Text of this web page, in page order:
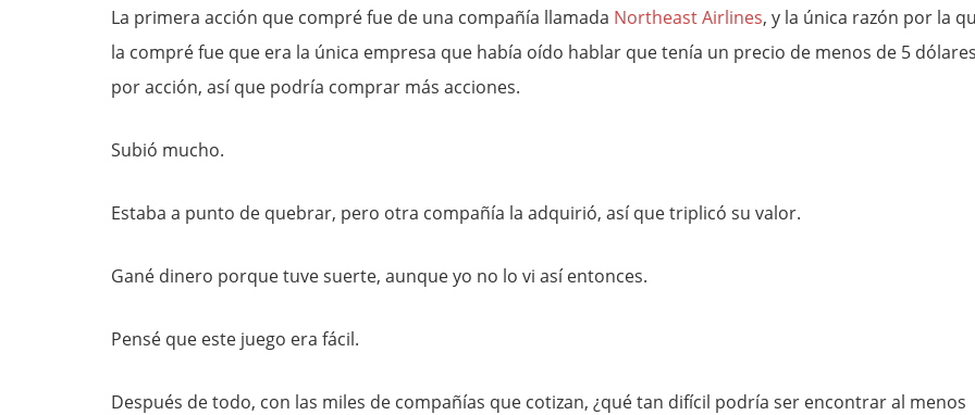
La primera acción que compré fue de una compañía llamada Northeast Airlines, y la única razón por la
la compré fue que era la única empresa que había oído hablar que tenía un precio de menos de 5
por acción, así que podría comprar más acciones.
Subió mucho.
Estaba a punto de quebrar, pero otra compañía la adquirió, así que triplicó su valor.
Gané dinero porque tuve suerte, aunque yo no lo vi así entonces.
Pensé que este juego era fácil.
Después de todo, con las miles de compañías que cotizan, ¿qué tan difícil podría ser encontrar al menos